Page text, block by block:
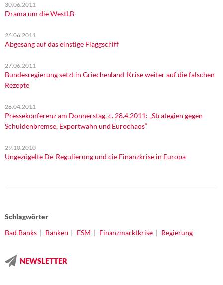
30.06.2011
Drama um die WestLB
26.06.2011
Abgesang auf das einstige Flaggschiff
27.06.2011
Bundesregierung setzt in Griechenland-Krise weiter auf die falschen
Rezepte
28.04.2011
Pressekonferenz am Donnerstag, d. 28.4.2011: „Strategien gegen
Schuldenbremse, Exportwahn und Eurochaos“
29.10.2010
Ungezügelte De-Regulierung und die Finanzkrise in Europa
Schlagwörter
Bad Banks
Banken ESM Finanzmarktkrise Regierung
NEWSLETTER